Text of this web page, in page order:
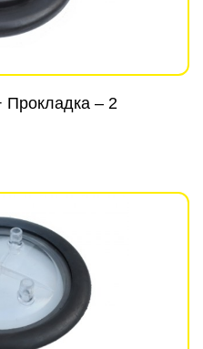
Прокладка – 2